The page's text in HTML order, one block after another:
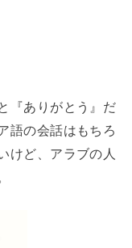
『ありがとう』だ
語の会話はもちろ
けど、アラブの人